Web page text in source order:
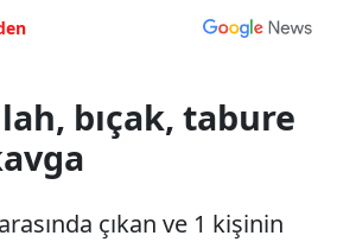
bıçak, tabure
çıkan ve 1 kişinin